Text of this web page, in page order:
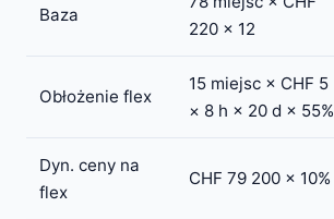
Baza
220 × 12
Obłożenie flex
15 miejsc × CHF 5
× 8 h × 20 d × 55%
Dyn. ceny na
flex
CHF 79 200 × 10%